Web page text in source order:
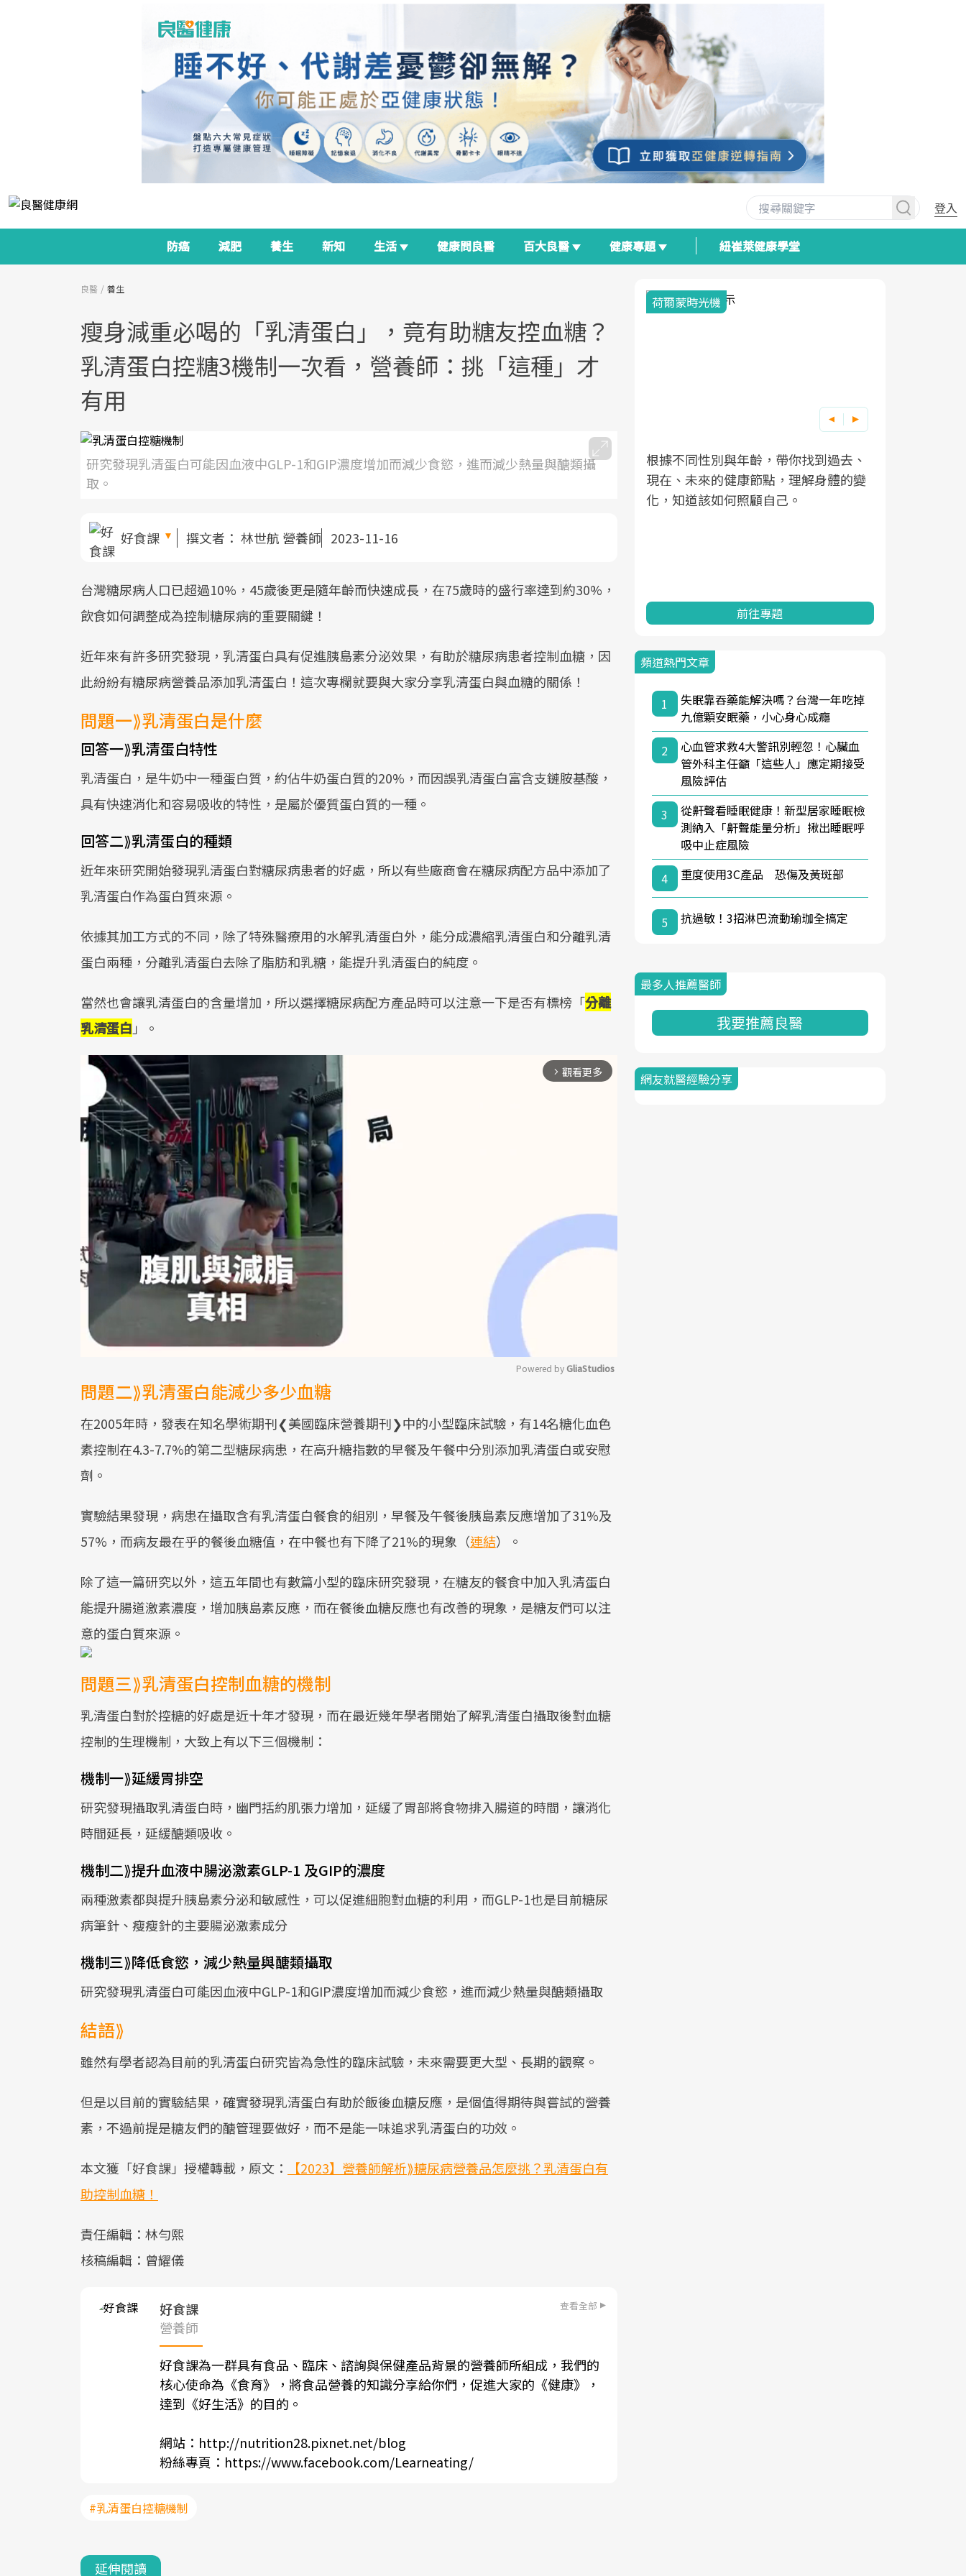
登入
防癌 減肥 養生 新知 生活 健康問良醫 百大良醫 健康專題 紐崔萊健康學堂
良醫 養生
瘦身減重必喝的「乳清蛋白」，竟有助糖友控血糖？
乳清蛋白控糖3機制一次看，營養師：挑「這種」才
有用
研究發現乳清蛋白可能因血液中GLP-1和GIP濃度增加而減少食慾，進而減少熱量與醣類攝
取。
好食課 撰文者： 林世航 營養師 2023-11-16
台灣糖尿病人口已超過10%，45歲後更是隨年齡而快速成長，在75歲時的盛行率達到約30%，
飲食如何調整成為控制糖尿病的重要關鍵！
近年來有許多研究發現，乳清蛋白具有促進胰島素分泌效果，有助於糖尿病患者控制血糖，因
此紛紛有糖尿病營養品添加乳清蛋白！這次專欄就要與大家分享乳清蛋白與血糖的關係！
問題一⟫乳清蛋白是什麼
回答一⟫乳清蛋白特性
乳清蛋白，是牛奶中一種蛋白質，約佔牛奶蛋白質的20%，而因誤乳清蛋白富含支鏈胺基酸，
具有快速消化和容易吸收的特性，是屬於優質蛋白質的一種。
回答二⟫乳清蛋白的種類
近年來研究開始發現乳清蛋白對糖尿病患者的好處，所以有些廠商會在糖尿病配方品中添加了
乳清蛋白作為蛋白質來源。
依據其加工方式的不同，除了特殊醫療用的水解乳清蛋白外，能分成濃縮乳清蛋白和分離乳清
蛋白兩種，分離乳清蛋白去除了脂肪和乳糖，能提升乳清蛋白的純度。
當然也會讓乳清蛋白的含量增加，所以選擇糖尿病配方產品時可以注意一下是否有標榜「分離
乳清蛋白 」。
arrow_forward_ios 觀看更多
Powered by GliaStudios
問題二⟫乳清蛋白能減少多少血糖
在2005年時，發表在知名學術期刊❮美國臨床營養期刊❯中的小型臨床試驗，有14名糖化血色
素控制在4.3-7.7%的第二型糖尿病患，在高升糖指數的早餐及午餐中分別添加乳清蛋白或安慰
劑。
實驗結果發現，病患在攝取含有乳清蛋白餐食的組別，早餐及午餐後胰島素反應增加了31%及
57%，而病友最在乎的餐後血糖值，在中餐也有下降了21%的現象（連結）。
除了這一篇研究以外，這五年間也有數篇小型的臨床研究發現，在糖友的餐食中加入乳清蛋白
能提升腸道激素濃度，增加胰島素反應，而在餐後血糖反應也有改善的現象，是糖友們可以注
意的蛋白質來源。
問題三⟫乳清蛋白控制血糖的機制
乳清蛋白對於控糖的好處是近十年才發現，而在最近幾年學者開始了解乳清蛋白攝取後對血糖
控制的生理機制，大致上有以下三個機制：
機制一⟫延緩胃排空
研究發現攝取乳清蛋白時，幽門括約肌張力增加，延緩了胃部將食物排入腸道的時間，讓消化
時間延長，延緩醣類吸收。
機制二⟫提升血液中腸泌激素GLP-1 及GIP的濃度
兩種激素都與提升胰島素分泌和敏感性，可以促進細胞對血糖的利用，而GLP-1也是目前糖尿
病筆針、瘦瘦針的主要腸泌激素成分
機制三⟫降低食慾，減少熱量與醣類攝取
研究發現乳清蛋白可能因血液中GLP-1和GIP濃度增加而減少食慾，進而減少熱量與醣類攝取
結語⟫
雖然有學者認為目前的乳清蛋白研究皆為急性的臨床試驗，未來需要更大型、長期的觀察。
但是以目前的實驗結果，確實發現乳清蛋白有助於飯後血糖反應，是個值得期待與嘗試的營養
素，不過前提是糖友們的醣管理要做好，而不是能一味追求乳清蛋白的功效。
本文獲「好食課」授權轉載，原文：
【2023】營養師解析⟫糖尿病營養品怎麼挑？乳清蛋白有
助控制血糖！
責任編輯：林勻熙
核稿編輯：曾耀儀
好食課 查看全部
營養師
好食課為一群具有食品、臨床、諮詢與保健產品背景的營養師所組成，我們的
核心使命為《食育》，將食品營養的知識分享給你們，促進大家的《健康》，
達到《好生活》的目的。
網站： http://nutrition28.pixnet.net/blog
粉絲專頁： https://www.facebook.com/Learneating/
#乳清蛋白控糖機制
延伸閱讀
面對超高齡社會的浪潮，台灣正在快速
關注的核心議題。然而，健檢不只是醫
狀況、啟動健康管理的重要起點。
2025年，就到良醫生活祭體驗「一站式
良醫健康網從「換季的身體變化」出
荷爾蒙時光機
根據不同性別與年齡，帶你找到過去、
現在、未來的健康節點，理解身體的變
化，知道該如何照顧自己。
前往專題
頻道熱門文章
1
失眠靠吞藥能解決嗎？台灣一年吃掉
九億顆安眠藥，小心身心成癮
2
心血管求救4大警訊別輕忽！心臟血
管外科主任籲「這些人」應定期接受
風險評估
3
從鼾聲看睡眠健康！新型居家睡眠檢
測納入「鼾聲能量分析」揪出睡眠呼
吸中止症風險
4
重度使用3C產品 恐傷及黃斑部
5 抗過敏！3招淋巴流動瑜珈全搞定
最多人推薦醫師
我要推薦良醫
網友就醫經驗分享